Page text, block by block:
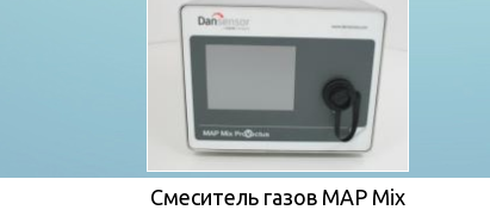
Смеситель газов MAP Mix